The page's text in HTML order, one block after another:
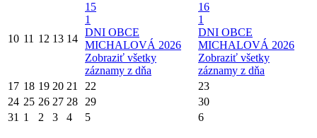
10 11 12 13 14
15
1
DNI OBCE
MICHALOVÁ 2026
Zobraziť všetky
záznamy z dňa
16
1
DNI OBCE
MICHALOVÁ 2026
Zobraziť všetky
záznamy z dňa
17 18 19 20 21 22
23
24 25 26 27 28 29
30
31 1 2 3 4 5 6